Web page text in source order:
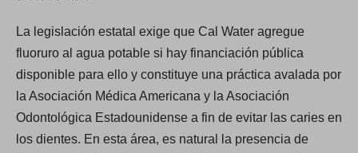
La legislación estatal exige que Cal Water agregue
fluoruro al agua potable si hay financiación pública
disponible para ello y constituye una práctica avalada por
la Asociación Médica Americana y la Asociación
Odontológica Estadounidense a fin de evitar las caries en
los dientes. En esta área, es natural la presencia de